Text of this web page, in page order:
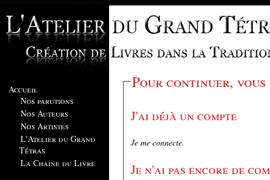
Accueil
Nos parutions
Nos Auteurs
Nos Artistes
L'Atelier du Grand
Tétras
La Chaine du Livre
Pour continuer, vous
J'ai déjà un compte
Je me connecte.
Je n'ai pas encore de